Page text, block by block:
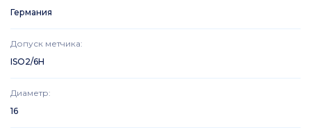
Германия
Допуск метчика:
ISO2/6H
Диаметр:
16